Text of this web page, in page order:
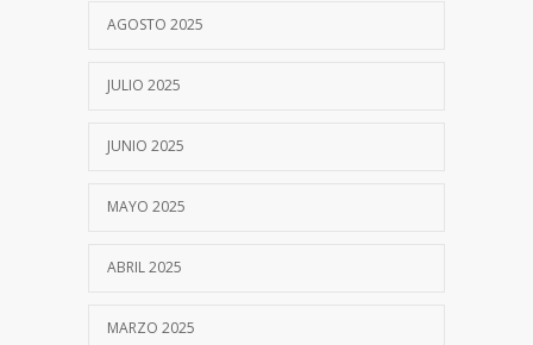
AGOSTO 2025
JULIO 2025
JUNIO 2025
MAYO 2025
ABRIL 2025
MARZO 2025